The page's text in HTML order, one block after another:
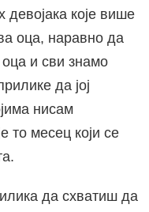
девојака које више
оца, наравно да
и сви знамо
да јој
нисам
то месец који се
да схватиш да